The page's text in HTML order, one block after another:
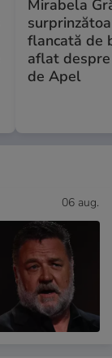
Mirabela
flancată de
aflat
de Apel
06 aug.